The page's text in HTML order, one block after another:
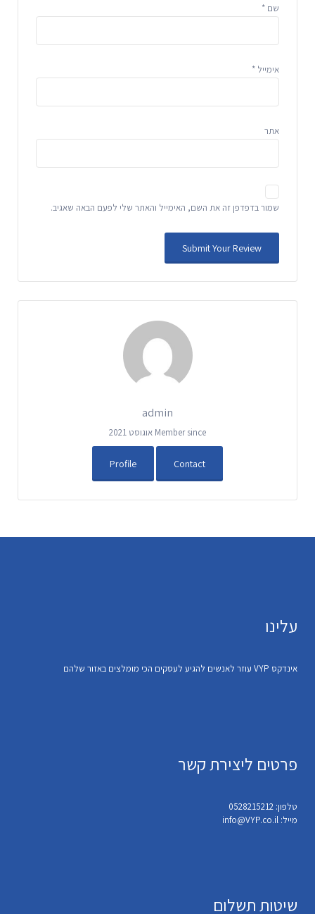
שם *
אימייל *
אתר
שמור בדפדפן זה את השם, האימייל והאתר שלי לפעם הבאה שאגיב.
admin
Member since אוגוסט 2021
Contact
Profile
עלינו
אינדקס VYP עוזר לאנשים להגיע לעסקים הכי מומלצים באזור שלהם
פרטים ליצירת קשר
טלפון: 0528215212
מייל: info@VYP.co.il
שיטות תשלום